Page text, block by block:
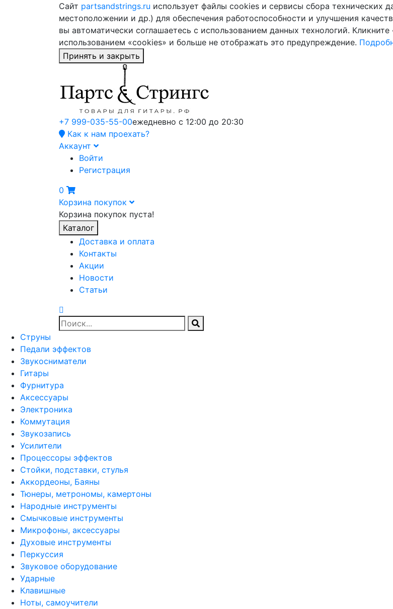
Сайт partsandstrings.ru использует файлы cookies и сервисы сбора технических
местоположении и др.) для обеспечения работоспособности и улучшения
вы автоматически соглашаетесь с использованием данных технологий.
использованием «cookies» и больше не отображать это предупреждение.
Принять и закрыть
+7 999-035-55-00ежедневно с 12:00 до 20:30
Как к нам проехать?
Аккаунт
Войти
Регистрация
0
Корзина покупок
Корзина покупок пуста!
Каталог
Доставка и оплата
Контакты
Акции
Новости
Статьи
Струны
Педали эффектов
Звукосниматели
Гитары
Фурнитура
Аксессуары
Электроника
Коммутация
Звукозапись
Усилители
Процессоры эффектов
Стойки, подставки, стулья
Аккордеоны, Баяны
Тюнеры, метрономы, камертоны
Народные инструменты
Смычковые инструменты
Микрофоны, аксессуары
Духовые инструменты
Перкуссия
Звуковое оборудование
Ударные
Клавишные
Ноты, самоучители